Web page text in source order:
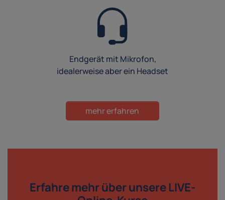
Endgerät mit Mikrofon,
idealerweise aber ein Headset
mehr erfahren
Erfahre mehr überunsere LIVE-